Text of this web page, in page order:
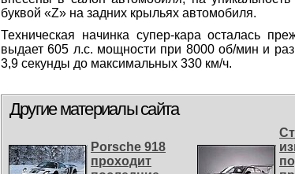
буквой «Z» на задних крыльях автомобиля.
Техническая начинка супер-кара осталась
выдает 605 л.с. мощности при 8000 об/мин и
3,9 секунды до максимальных 330 км/ч.
Другие материалы сайта
Porsche 918
проходит